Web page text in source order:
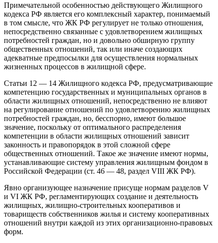
Примечательной особенностью действующего Жилищного
кодекса РФ является его комплексный характер, понимаемый
в том смысле, что ЖК РФ регулирует не только отношения,
непосредственно связанные с удовлетворением жилищных
потребностей граждан, но и довольно обширную группу
общественных отношений, так или иначе создающих
адекватные предпосылки для осуществления нормальных
жизненных процессов в жилищной сфере.
Статьи 12 — 14 Жилищного кодекса РФ, предусматривающие
компетенцию государственных и муниципальных органов в
области жилищных отношений, непосредственно не влияют
на регулирование отношений по удовлетворению жилищных
потребностей граждан, но, бесспорно, имеют большое
значение, поскольку от оптимального распределения
компетенции в области жилищных отношений зависит
законность и правопорядок в этой сложной сфере
общественных отношений. Такое же значение имеют нормы,
устанавливающие систему управления жилищным фондом в
Российской Федерации (ст. 46 — 48, раздел VIII ЖК РФ).
Явно организующее назначение присуще нормам разделов V
и VI ЖК РФ, регламентирующих создание и деятельность
жилищных, жилищно-строительных кооперативов и
товариществ собственников жилья и систему кооперативных
отношений внутри каждой из этих организационно-правовых
форм.